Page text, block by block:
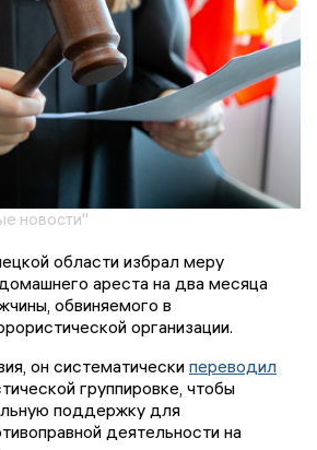
новости"
области избрал меру
ареста на два месяца
обвиняемого в
организации.
он систематически переводил
группировке, чтобы
поддержку для
деятельности на